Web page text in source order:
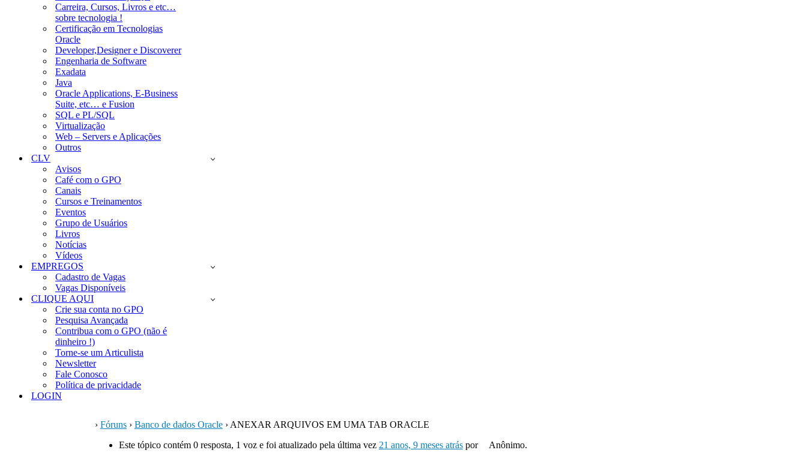
Carreira, Cursos, Livros e etc…
sobre tecnologia !
Certificação em Tecnologias
Oracle
Developer,Designer e Discoverer
Engenharia de Software
Exadata
Java
Oracle Applications, E-Business
Suite, etc… e Fusion
SQL e PL/SQL
Virtualização
Web – Servers e Aplicações
Outros
CLV
Avisos
Café com o GPO
Canais
Cursos e Treinamentos
Eventos
Grupo de Usuários
Livros
Notícias
Vídeos
EMPREGOS
Cadastro de Vagas
Vagas Disponíveis
CLIQUE AQUI
Crie sua conta no GPO
Pesquisa Avançada
Contribua com o GPO (não é
dinheiro !)
Torne-se um Articulista
Newsletter
Fale Conosco
Política de privacidade
LOGIN
› Fóruns › Banco de dados Oracle › ANEXAR ARQUIVOS EM UMA TAB ORACLE
Este tópico contém 0 resposta, 1 voz e foi atualizado pela última vez 21 anos, 9 meses atráspor Anônimo.